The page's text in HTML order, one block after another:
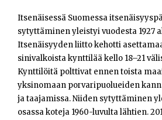
Itsenäisessä Suomessa
sytyttäminen yleistyi vuodesta 1927
Itsenäisyyden liitto kehotti
sinivalkoista kynttilää kello 18–21
Kynttilöitä polttivat ennen toista
yksinomaan porvaripuolueiden
ja taajamissa. Niiden sytyttäminen
osassa koteja 1960-luvulta lähtien.